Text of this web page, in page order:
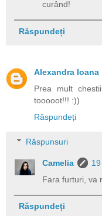
curând!
Răspundeți
Alexandra Ioana
Prea mult
tooooot!!! :))
Răspundeți
Răspunsuri
Camelia
Fara furturi, va
Răspundeți